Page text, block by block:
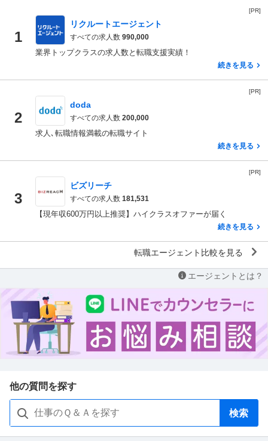
[PR]
1
リクルートエージェント
すべての求人数 990,000
業界トップクラスの求人数と転職支援実績！
続きを見る
[PR]
2
doda
すべての求人数 200,000
求人､転職情報満載の転職サイト
続きを見る
[PR]
3
ビズリーチ
すべての求人数 181,531
【現年収600万円以上推奨】ハイクラスオファーが届く
続きを見る
転職エージェント比較を見る
エージェントとは？
他の質問を探す
検索